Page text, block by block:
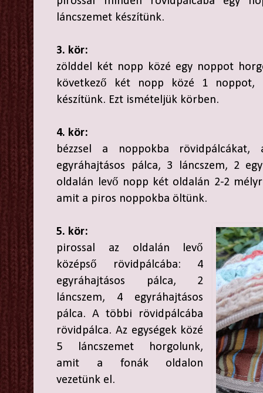
láncszemet készítünk.
3. kör:
zölddel két nopp közé egy noppot
következő két nopp közé 1 noppot,
készítünk. Ezt ismételjük körben.
4. kör:
bézzsel a noppokba rövidpálcákat,
egyráhajtásos pálca, 3 láncszem, 2
oldalán levő nopp két oldalán 2-2
amit a piros noppokba öltünk.
5. kör:
pirossal az oldalán levő
középső rövidpálcába: 4
egyráhajtásos pálca, 2
láncszem, 4 egyráhajtásos
pálca. A többi rövidpálcába
rövidpálca. Az egységek közé
5 láncszemet horgolunk,
amit a fonák oldalon
vezetünk el.